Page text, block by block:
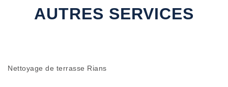
AUTRES SERVICES
Nettoyage de terrasse Rians